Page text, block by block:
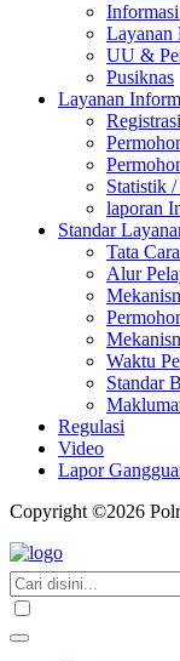
Layanan
UU &
Pusiknas
Layanan
Statistik
laporan
Standar
Tata
Alur
Waktu
Standar
Regulasi
Video
Lapor
Copyright ©2026